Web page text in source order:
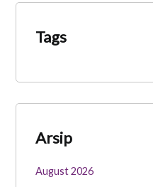
Tags
Arsip
August 2026